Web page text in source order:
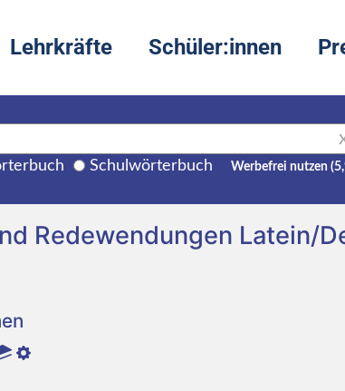
Lehrkräfte Schüler:innen
Schulwörterbuch Werbefrei nutzen
Redewendungen Latein/